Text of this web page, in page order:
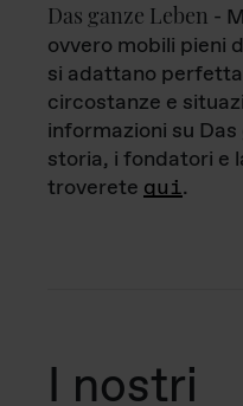
Das ganze Leben -
ovvero mobili pieni
si adattano
circostanze e
informazioni su
storia, i fondatori e
troverete qui.
I nostri